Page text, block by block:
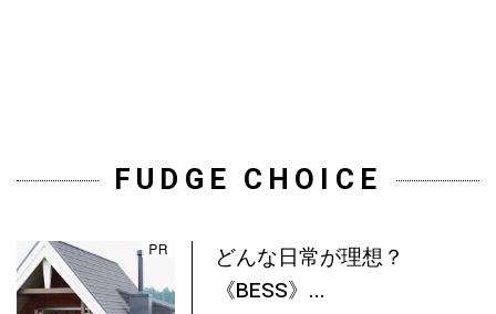
FUDGE CHOICE
どんな日常が理想？
《BESS》...